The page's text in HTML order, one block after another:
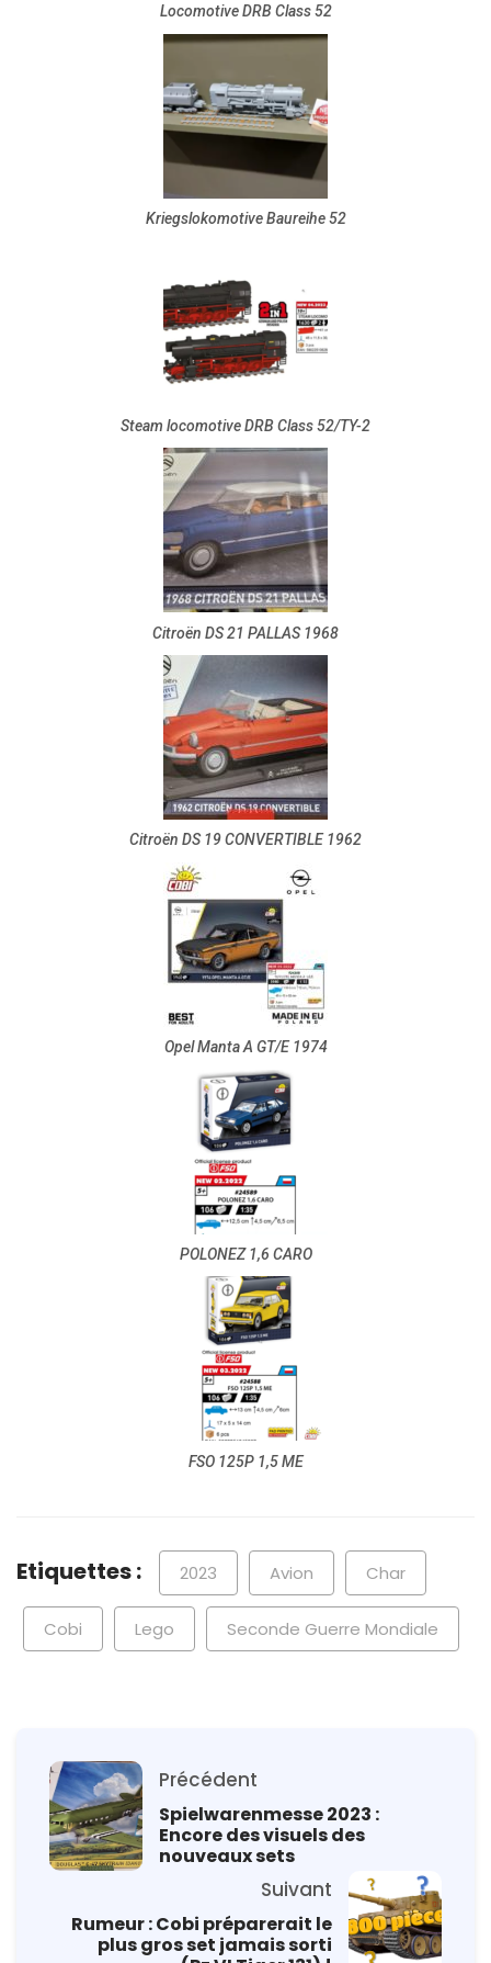
Locomotive DRB Class 52
Kriegslokomotive Baureihe 52
Steam locomotive DRB Class 52/TY-2
Citroën DS 21 PALLAS 1968
Citroën DS 19 CONVERTIBLE 1962
Opel Manta A GT/E 1974
POLONEZ 1,6 CARO
FSO 125P 1,5 ME
Etiquettes : 2023 Avion Char
Cobi Lego Seconde Guerre Mondiale
Précédent
Spielwarenmesse 2023 :
Encore des visuels des
nouveaux sets
Suivant
Rumeur : Cobi préparerait le
plus gros set jamais sorti